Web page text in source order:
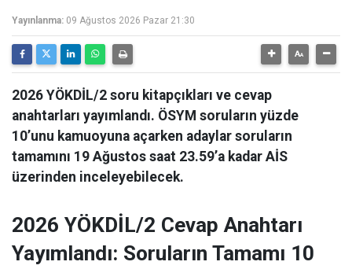
Yayınlanma: 09 Ağustos 2026 Pazar 21:30
2026 YÖKDİL/2 soru kitapçıkları ve cevap
anahtarları yayımlandı. ÖSYM soruların yüzde
10’unu kamuoyuna açarken adaylar soruların
tamamını 19 Ağustos saat 23.59’a kadar AİS
üzerinden inceleyebilecek.
2026 YÖKDİL/2 Cevap Anahtarı
Yayımlandı: Soruların Tamamı 10